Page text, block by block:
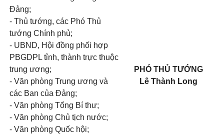
Đảng;
- Thủ tướng, các Phó Thủ
tướng Chính phủ;
- UBND, Hội đồng phối hợp
PBGDPL tỉnh, thành trực thuộc
trung ương;
- Văn phòng Trung ương và
các Ban của Đảng;
- Văn phòng Tổng Bí thư;
- Văn phòng Chủ tịch nước;
- Văn phòng Quốc hội;
PHÓ THỦ TƯỚNG
Lê Thành Long